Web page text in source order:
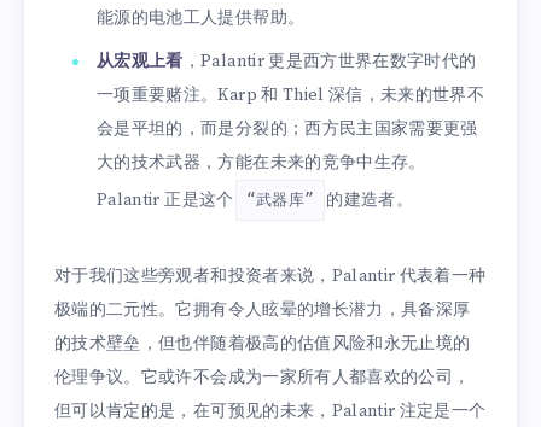
能源的电池工人提供帮助。
从宏观上看 ，Palantir 更是西方世界在数字时代的
一项重要赌注。Karp 和 Thiel 深信，未来的世界不
会是平坦的，而是分裂的；西方民主国家需要更强
大的技术武器，方能在未来的竞争中生存。
Palantir 正是这个
“武器库” 的建造者。
对于我们这些旁观者和投资者来说，Palantir 代表着一种
极端的二元性。它拥有令人眩晕的增长潜力，具备深厚
的技术壁垒，但也伴随着极高的估值风险和永无止境的
伦理争议。它或许不会成为一家所有人都喜欢的公司，
但可以肯定的是，在可预见的未来，Palantir 注定是一个